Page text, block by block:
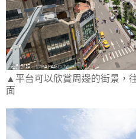
▲平台可以欣賞周邊的街景，
面